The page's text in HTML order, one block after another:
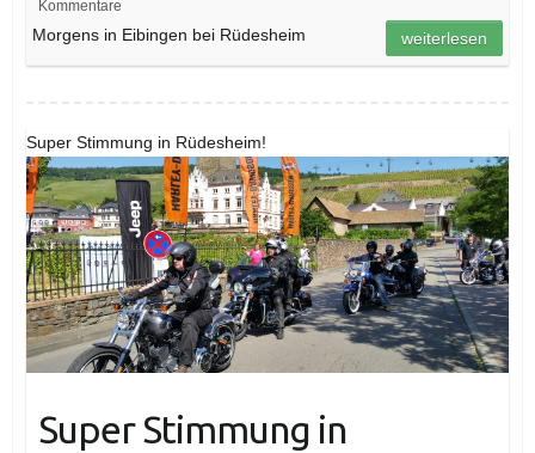
Kommentare
Morgens in Eibingen bei Rüdesheim weiterlesen
Super Stimmung in Rüdesheim!
Super Stimmung in